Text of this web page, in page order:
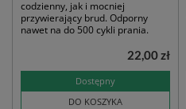
codzienny, jak i mocniej
przywierający brud. Odporny
nawet na do 500 cykli prania.
Dostępny
DO KOSZYKA
22,00 zł